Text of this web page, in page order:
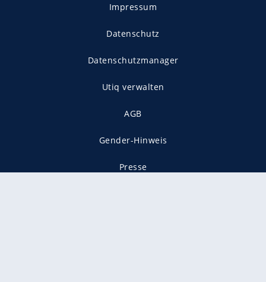
Impressum
Datenschutz
Datenschutzmanager
Utiq verwalten
AGB
Gender-Hinweis
Presse